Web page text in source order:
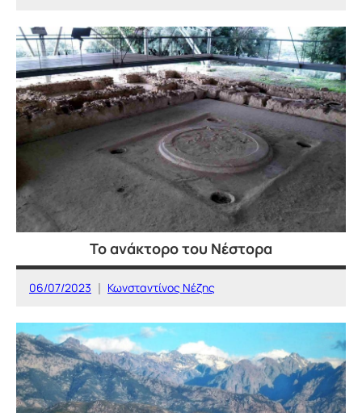
ΙΣΤΟΡΙΚΕΣ
ΤΟΠΟΘΕΣΙΕΣ
Το ανάκτορο του Νέστορα
06/07/2023 Κωνσταντίνος Νέζης
ΙΣΤΟΡΙΚΕΣ
ΤΟΠΟΘΕΣΙΕΣ